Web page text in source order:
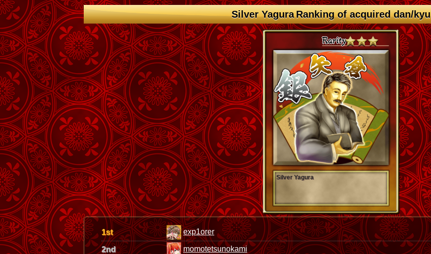
Silver Yagura Ranking of acquired dan/kyu
Silver Yagura
1st exp1orer
2nd momotetsunokami